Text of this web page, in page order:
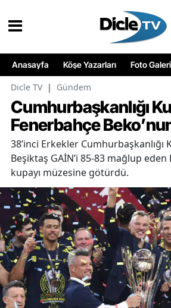
Anasayfa Köşe Yazarları Foto
Dicle TV | Gündem
Cumhurbaşkanlığı
Fenerbahçe
38’inci Erkekler Cumhurbaşkanlığı
Beşiktaş GAİN’i 85-83 mağlup
kupayı müzesine götürdü.